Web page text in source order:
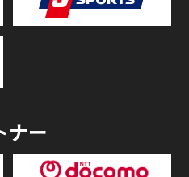
ナー